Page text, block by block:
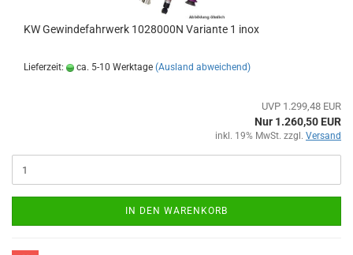
KW Gewindefahrwerk 1028000N Variante 1 inox
Lieferzeit: ca. 5-10 Werktage (Ausland abweichend)
UVP 1.299,48 EUR
Nur 1.260,50 EUR
inkl. 19% MwSt. zzgl. Versand
IN DEN WARENKORB